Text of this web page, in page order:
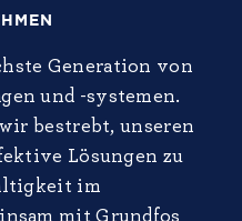
Generation von
und -systemen.
bestrebt, unseren
Lösungen zu
im
mit Grundfos